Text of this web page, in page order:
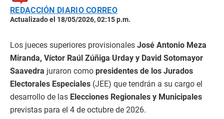
REDACCIÓN DIARIO CORREO
Actualizado el 18/05/2026, 02:15 p.m.
Los jueces superiores provisionales José Antonio Meza
Miranda, Víctor Raúl Zúñiga Urday y David Sotomayor
Saavedra juraron como presidentes de los Jurados
Electorales Especiales (JEE) que tendrán a su cargo el
desarrollo de las Elecciones Regionales y Municipales
previstas para el 4 de octubre de 2026.